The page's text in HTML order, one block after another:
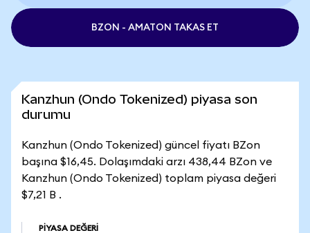
BZON - AMATON TAKAS ET
Kanzhun (Ondo Tokenized) piyasa son
durumu
Kanzhun (Ondo Tokenized) güncel fiyatı BZon
başına $16,45. Dolaşımdaki arzı 438,44 BZon ve
Kanzhun (Ondo Tokenized) toplam piyasa değeri
$7,21 B .
PIYASA DEĞERI